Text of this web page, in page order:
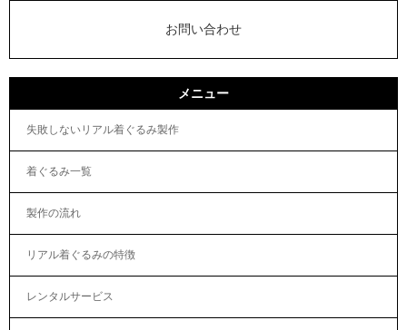
お問い合わせ
メニュー
失敗しないリアル着ぐるみ製作
着ぐるみ一覧
製作の流れ
リアル着ぐるみの特徴
レンタルサービス